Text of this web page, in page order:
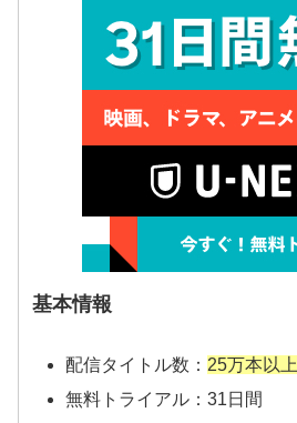
基本情報
配信タイトル数： 25万本以上
無料トライアル：31日間